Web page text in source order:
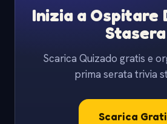
Inizia a Ospitare
Stasera
Scarica Quizado gratis e
prima serata trivia
Scarica